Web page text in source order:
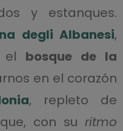
y estanques.
degli Albanesi,
el bosque de la
en el corazón
, repleto de
que, con suritmo